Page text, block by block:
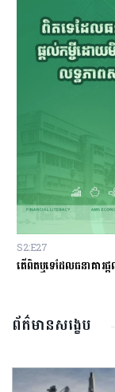
S1:E6
ព័ត៌មានសង្ខេប